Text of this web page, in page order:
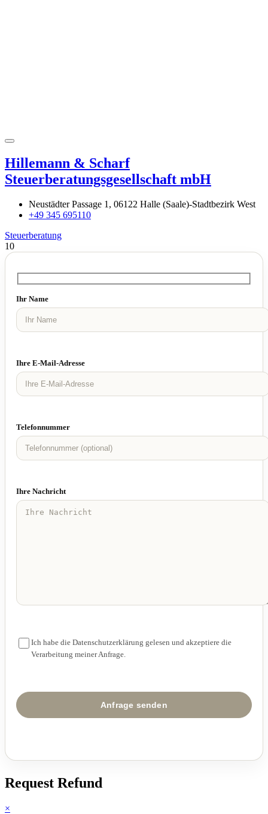
Hillemann & Scharf
Steuerberatungsgesellschaft mbH
Neustädter Passage 1, 06122 Halle (Saale)-Stadtbezirk West
+49 345 695110
Steuerberatung
10
Ihr Name
Ihre E-Mail-Adresse
Telefonnummer
Ihre Nachricht
Ich habe die Datenschutzerklärung gelesen und akzeptiere die
Verarbeitung meiner Anfrage.
Request Refund
×